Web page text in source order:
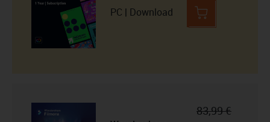
PC | Download
83,99 €